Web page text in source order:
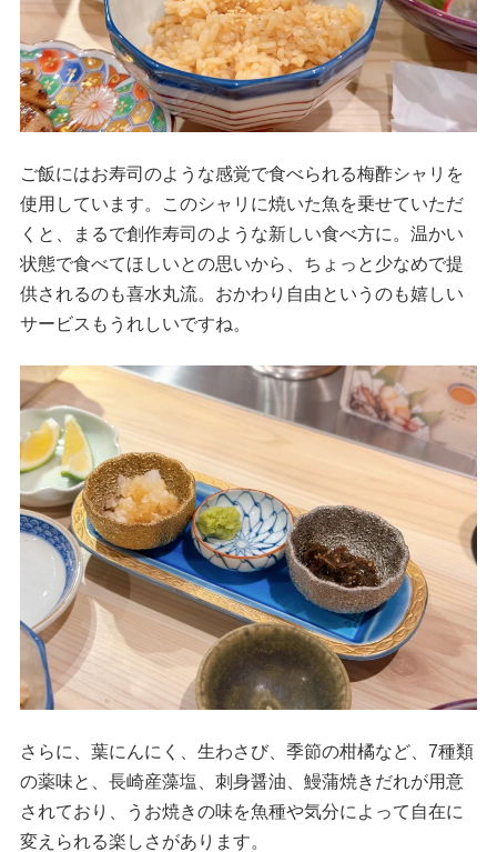
ご飯にはお寿司のような感覚で食べられる梅酢シャリを
使用しています。このシャリに焼いた魚を乗せていただ
くと、まるで創作寿司のような新しい食べ方に。温かい
状態で食べてほしいとの思いから、ちょっと少なめで提
供されるのも喜水丸流。おかわり自由というのも嬉しい
サービスもうれしいですね。
さらに、葉にんにく、生わさび、季節の柑橘など、7種類
の薬味と、長崎産藻塩、刺身醤油、鰻蒲焼きだれが用意
されており、うお焼きの味を魚種や気分によって自在に
変えられる楽しさがあります。